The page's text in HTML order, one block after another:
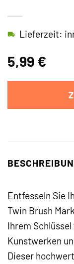
5,99 €
Lieferzeit:
Entfesseln Sie
Twin Brush
Ihrem
Kunstwerken
Dieser